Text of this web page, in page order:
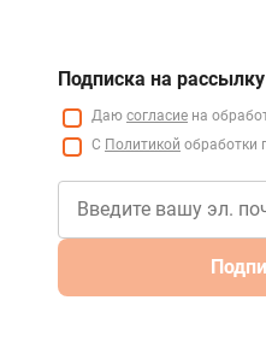
Подписка на рассылку
Даю согласие на
С Политикой обработки